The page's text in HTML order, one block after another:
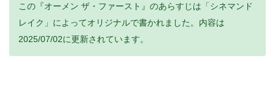
この『オーメン ザ・ファースト』のあらすじは「シネマンド
レイク」によってオリジナルで書かれました。内容は
2025/07/02に更新されています。